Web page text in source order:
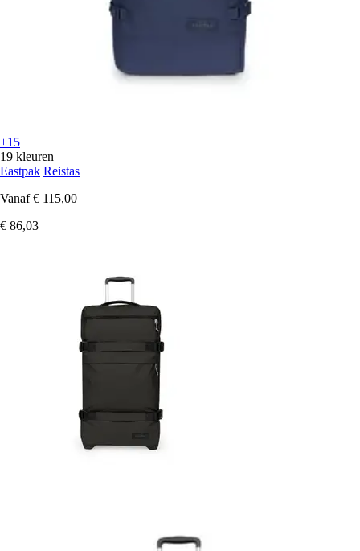
+15
19 kleuren
Eastpak Reistas
Vanaf € 115,00
€ 86,03